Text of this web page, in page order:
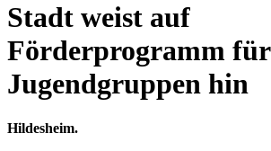
Stadt weist auf
Förderprogramm für
Jugendgruppen hin
Hildesheim.